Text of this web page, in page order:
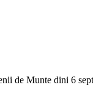
de Munte dini 6